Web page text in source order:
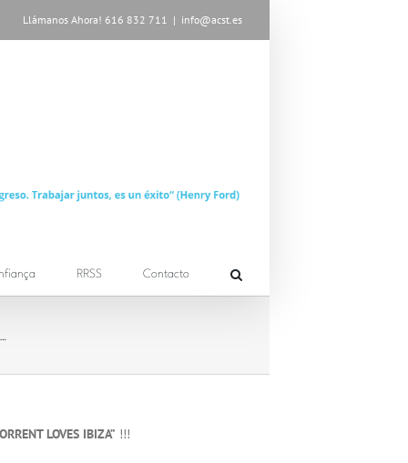
Llámanos Ahora! 616 832 711 | info@acst.es
RRSS Contacto
LOVES IBIZA” !!!